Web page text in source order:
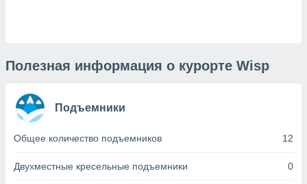
веб-
мы и
Полезная информация о курорте Wisp
Подъемники
Общее количество подъемников 12
Двухместные кресельные подъемники 0